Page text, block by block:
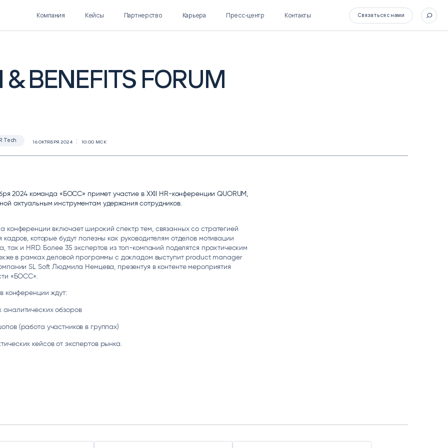
И ТЕКСТОВЫЕ БОТЫ
Преферентум
ИНТЕЛЛЕКТУАЛЬНАЯ ОБРАБОТКА
ТЕКСТА
MD Audit
КОНТРОЛЬ ОПЕРАЦИОННОЙ
ДЕЯТЕЛЬНОСТИ
Polymatica
ИНСТРУМЕНТЫ АНАЛИТИКИ
Компания Кейсы Партнерство Карьера Пресс-центр Контакты Связаться с нами
BENEFITS FORUM
Tech 16 ОКТЯБРЯ 2024 10:00 МСК
2024 команда «БОСС» примет участие в XXII HR-конференции QUORUM,
актуальным инструментам удержания сотрудников.
конференции включает широкий спектр тем, связанных со стратегией
кадров, которые будут полезны как руководителям отделов мотивации
так и HRD. Более 35 экспертов из топ-компаний поделятся практическим
в рамках деловой программы с докладом выступит product manager
SL Soft Людмила Немцева, презентуя в контенте мероприятия
«БОСС».
конференции ждут:
аналитических обзоров
(работа участников в группах)
кейсов от экспертов рынка.